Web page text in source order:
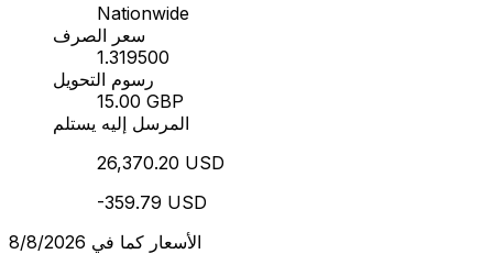
Nationwide
سعر الصرف
1.319500
رسوم التحويل
15.00 GBP
المرسل إليه يستلم
26,370.20 USD
-359.79 USD
الأسعار كما في 8/8/2026